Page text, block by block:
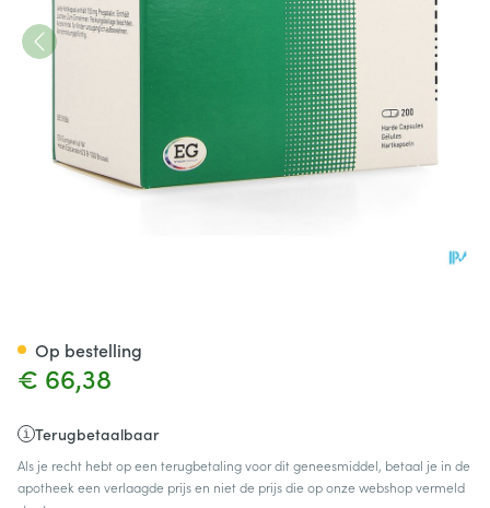
€ 66,38
Terugbetaalbaar
Als je recht hebt op een terugbetaling voor dit geneesmiddel, betaal je in de
apotheek een verlaagde prijs en niet de prijs die op onze webshop vermeld
Op bestelling